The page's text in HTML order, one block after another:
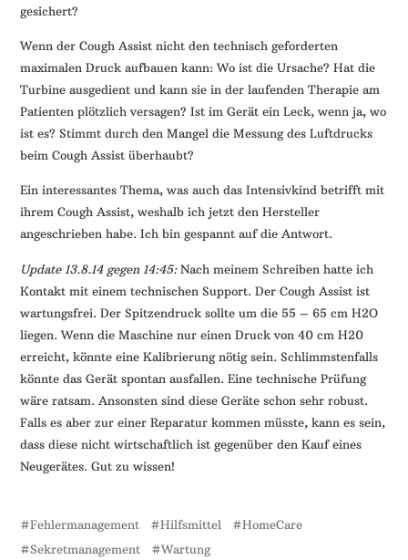
gesichert?
Wenn der Cough Assist nicht den technisch geforderten
maximalen Druck aufbauen kann: Wo ist die Ursache? Hat die
Turbine ausgedient und kann sie in der laufenden Therapie am
Patienten plötzlich versagen? Ist im Gerät ein Leck, wenn ja, wo
ist es? Stimmt durch den Mangel die Messung des Luftdrucks
beim Cough Assist überhaubt?
Ein interessantes Thema, was auch das Intensivkind betrifft mit
ihrem Cough Assist, weshalb ich jetzt den Hersteller
angeschrieben habe. Ich bin gespannt auf die Antwort.
Update 13.8.14 gegen 14:45:Nach meinem Schreiben hatte ich
Kontakt mit einem technischen Support. Der Cough Assist ist
wartungsfrei. Der Spitzendruck sollte um die 55 – 65 cm H2O
liegen. Wenn die Maschine nur einen Druck von 40 cm H20
erreicht, könnte eine Kalibrierung nötig sein. Schlimmstenfalls
könnte das Gerät spontan ausfallen. Eine technische Prüfung
wäre ratsam. Ansonsten sind diese Geräte schon sehr robust.
Falls es aber zur einer Reparatur kommen müsste, kann es sein,
dass diese nicht wirtschaftlich ist gegenüber den Kauf eines
Neugerätes. Gut zu wissen!
Fehlermanagement Hilfsmittel
HomeCare
Sekretmanagement
Wartung